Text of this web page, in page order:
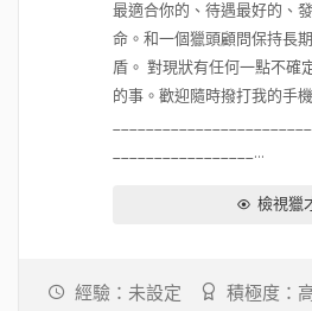
最適合你的、待遇最好的、
命。和一個獵頭顧問保持長
盾。 對現狀有任何一點不確
的事。歡迎隨時撥打我的手
_________________...
檢視獵
經驗：未設定
積極度：